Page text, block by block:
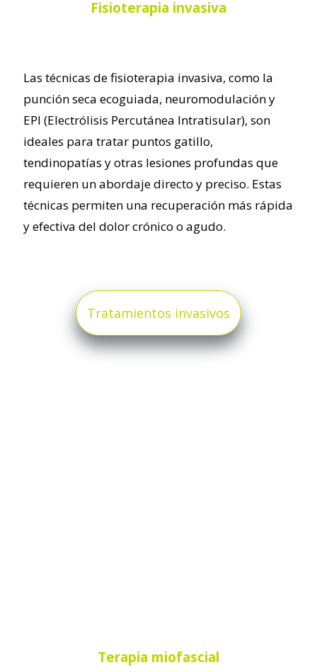
Fisioterapia invasiva
Las técnicas de fisioterapia invasiva, como la
punción seca ecoguiada, neuromodulación y
EPI (Electrólisis Percutánea Intratisular), son
ideales para tratar puntos gatillo,
tendinopatías y otras lesiones profundas que
requieren un abordaje directo y preciso. Estas
técnicas permiten una recuperación más rápida
y efectiva del dolor crónico o agudo.
Tratamientos invasivos
Terapia miofascial